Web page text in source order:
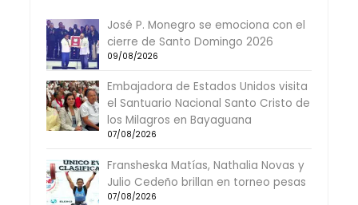
José P. Monegro se emociona con el
cierre de Santo Domingo 2026
09/08/2026
Embajadora de Estados Unidos visita
el Santuario Nacional Santo Cristo de
los Milagros en Bayaguana
07/08/2026
Fransheska Matías, Nathalia Novas y
Julio Cedeño brillan en torneo pesas
07/08/2026